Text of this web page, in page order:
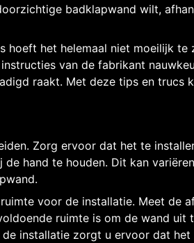
badklapwand wilt,
hoeft het helemaal niet moeilijk te
van de fabrikant
raakt. Met deze tips en trucs
Zorg ervoor dat het te
hand te houden. Dit kan
voor de installatie. Meet de
ruimte is om de wand uit
installatie zorgt u ervoor dat het